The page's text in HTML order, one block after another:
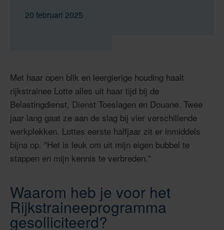
20 februari 2025
Met haar open blik en leergierige houding haalt
rijkstrainee Lotte alles uit haar tijd bij de
Belastingdienst, Dienst Toeslagen en Douane. Twee
jaar lang gaat ze aan de slag bij vier verschillende
werkplekken. Lottes eerste halfjaar zit er inmiddels
bijna op. "Het is leuk om uit mijn eigen bubbel te
stappen en mijn kennis te verbreden."
Waarom heb je voor het
Rijkstraineeprogramma
gesolliciteerd?